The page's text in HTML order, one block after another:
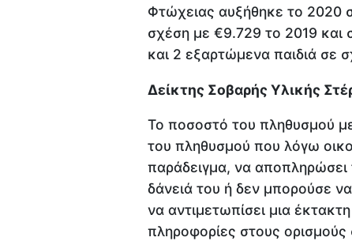
Φτώχειας αυξήθηκε το 2020
σχέση με €9.729 το 2019 και
και 2 εξαρτώμενα παιδιά σε
Δείκτης Σοβαρής Υλικής
Το ποσοστό του πληθυσμού
του πληθυσμού που λόγω
παράδειγμα, να
δάνειά του ή δεν μπορούσε
να αντιμετωπίσει μια
πληροφορίες στους